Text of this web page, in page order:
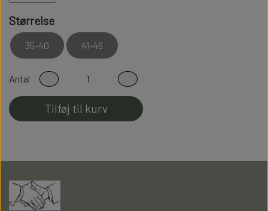
Sidder perfekt på foden
Fladsømmet for ekstra god komfort
Størrelse
35-40 41-46
Antal
Tilføj til kurv